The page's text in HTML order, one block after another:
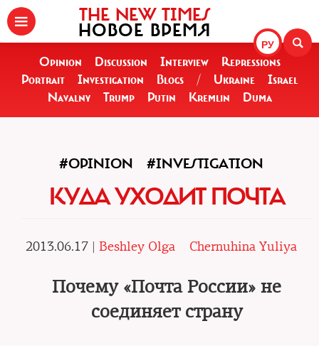
РУ
THE NEW TIMES
НОВОЕ ВРЕМЯ
Opinion Discussion Interview
Repressions
Portrait
Investigation Blogs / Ukraine
Israel
Navalny
Trump Putin Kremlin Duma
#OPINION #INVESTIGATION
КУДА УХОДИТ ПОЧТА
2013.06.17 | Beshley Olga Chernuhina Yuliya
Почему «Почта России» не
соединяет страну